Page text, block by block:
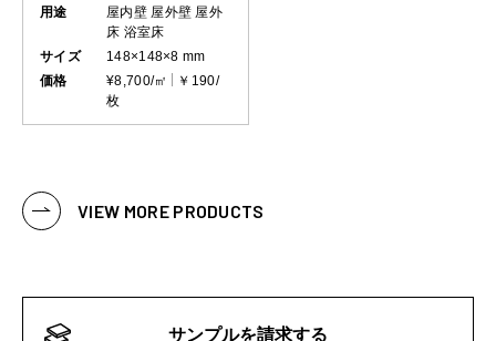
用途
屋内壁 屋外壁 屋外
床 浴室床
サイズ
148×148×8 mm
価格
¥8,700/㎡
￥190/
枚
VIEW MORE PRODUCTS
サンプルを請求する